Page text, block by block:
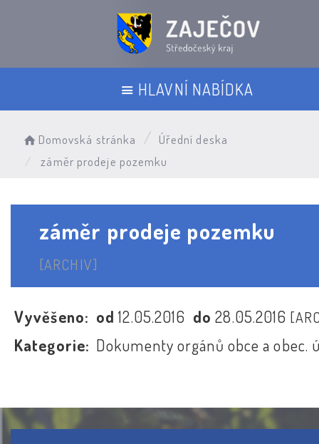
HLAVNÍ NABÍDKA
Domovská stránka
Úřední deska
záměr prodeje pozemku
záměr prodeje pozemku
[ARCHIV]
Vyvěšeno: od12.05.2016 do28.05.2016
Kategorie: Dokumenty orgánů obce a obec.